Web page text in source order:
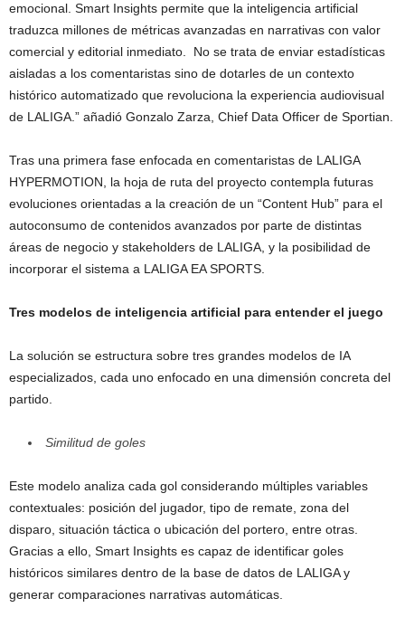
emocional. Smart Insights permite que la inteligencia artificial
traduzca millones de métricas avanzadas en narrativas con valor
comercial y editorial inmediato. No se trata de enviar estadísticas
aisladas a los comentaristas sino de dotarles de un contexto
histórico automatizado que revoluciona la experiencia audiovisual
de LALIGA.” añadió Gonzalo Zarza, Chief Data Officer de Sportian.
Tras una primera fase enfocada en comentaristas de LALIGA
HYPERMOTION, la hoja de ruta del proyecto contempla futuras
evoluciones orientadas a la creación de un “Content Hub” para el
autoconsumo de contenidos avanzados por parte de distintas
áreas de negocio y stakeholders de LALIGA, y la posibilidad de
incorporar el sistema a LALIGA EA SPORTS.
Tres modelos de inteligencia artificial para entender el juego
La solución se estructura sobre tres grandes modelos de IA
especializados, cada uno enfocado en una dimensión concreta del
partido.
Similitud de goles
Este modelo analiza cada gol considerando múltiples variables
contextuales: posición del jugador, tipo de remate, zona del
disparo, situación táctica o ubicación del portero, entre otras.
Gracias a ello, Smart Insights es capaz de identificar goles
históricos similares dentro de la base de datos de LALIGA y
generar comparaciones narrativas automáticas.